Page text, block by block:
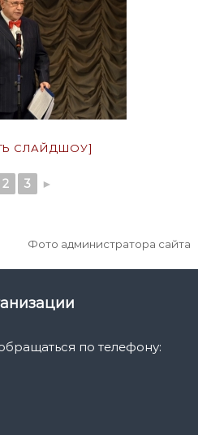
СЛАЙДШОУ]
2 3 ►
Фото администратора сайта
по телефону: